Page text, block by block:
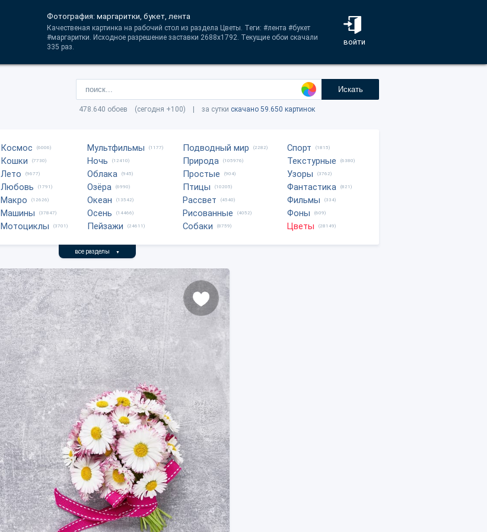
войти
Фотография: маргаритки, букет, лента
Качественая картинка на рабочий стол из раздела Цветы. Теги: #лента #букет
#маргаритки. Исходное разрешение заставки 2688x1792. Текущие обои скачали
335 раз.
Искать
478.640 обоев (сегодня +100) | за сутки скачано 59.650 картинок
Космос (6006)
Кошки (7730)
Лето (9677)
Любовь (1791)
Макро (12626)
Машины (37847)
Мотоциклы (3701)
Мультфильмы (1177)
Ночь (12410)
Облака (945)
Озёра (6990)
Океан (13542)
Осень (14466)
Пейзажи (24611)
Подводный мир (2282)
Природа (105976)
Простые (904)
Птицы (10205)
Рассвет (4540)
Рисованные (4052)
Собаки (8759)
Спорт (1815)
Текстурные (6380)
Узоры (3762)
Фантастика (821)
Фильмы (334)
Фоны (609)
Цветы (28149)
все разделы ▼